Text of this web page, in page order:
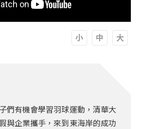
們有機會學習羽球運動，清華大
與企業攜手，來到東海岸的成功